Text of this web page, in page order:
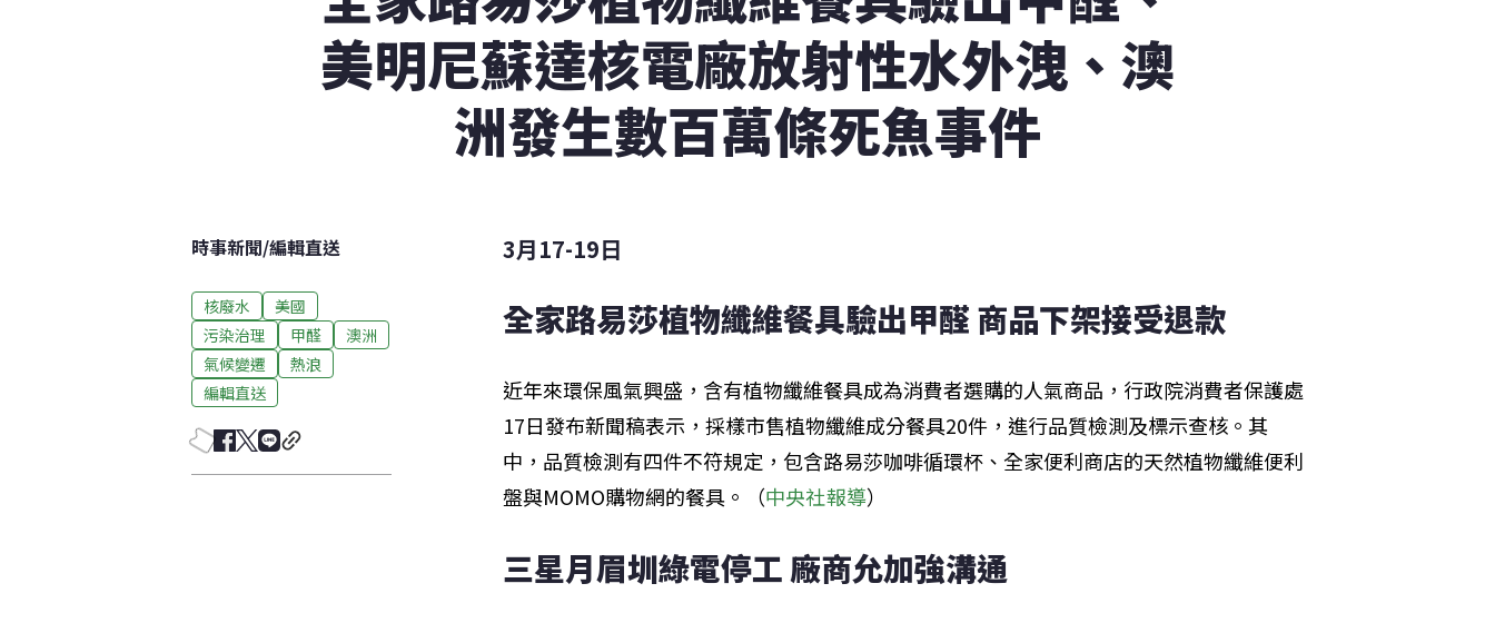
美明尼蘇達核電廠放射性水外洩、澳
洲發生數百萬條死魚事件
時事新聞/編輯直送
核廢水
美國
污染治理
甲醛
澳洲
氣候變遷
熱浪
編輯直送
3月17-19日
全家路易莎植物纖維餐具驗出甲醛 商品下架接受退款
近年來環保風氣興盛，含有植物纖維餐具成為消費者選購的人氣商品，行政院消費者保護處
17日發布新聞稿表示，採樣市售植物纖維成分餐具20件，進行品質檢測及標示查核。其
中，品質檢測有四件不符規定，包含路易莎咖啡循環杯、全家便利商店的天然植物纖維便利
盤與MOMO購物網的餐具。（中央社報導）
三星月眉圳綠電停工 廠商允加強溝通